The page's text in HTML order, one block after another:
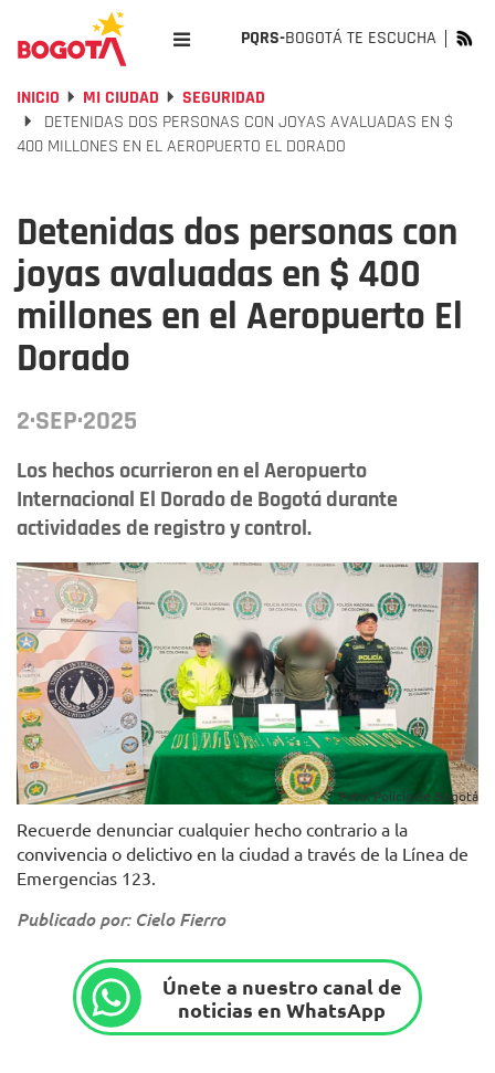
PQRS-BOGOTÁ TE ESCUCHA
INICIO MI CIUDAD
SEGURIDAD
DETENIDAS DOS PERSONAS CON JOYAS AVALUADAS EN $
400 MILLONES EN EL AEROPUERTO EL DORADO
Detenidas dos personas con
joyas avaluadas en $ 400
millones en el Aeropuerto El
Dorado
2·SEP·2025
Los hechos ocurrieron en el Aeropuerto
Internacional El Dorado de Bogotá durante
actividades de registro y control.
Foto: Policía de Bogotá
Recuerde denunciar cualquier hecho contrario a la
convivencia o delictivo en la ciudad a través de la Línea de
Emergencias 123.
Publicado por: Cielo Fierro
Únete a nuestro canal de
noticias en WhatsApp